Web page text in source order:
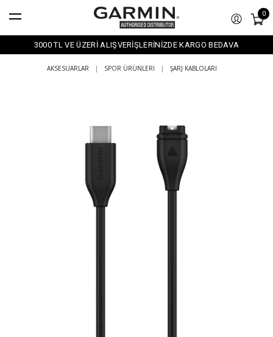
0
3000 TL VE ÜZERİ ALIŞVERİŞLERİNİZDE KARGO BEDAVA
AKSESUARLAR | SPOR ÜRÜNLERI | ŞARJ KABLOLARI